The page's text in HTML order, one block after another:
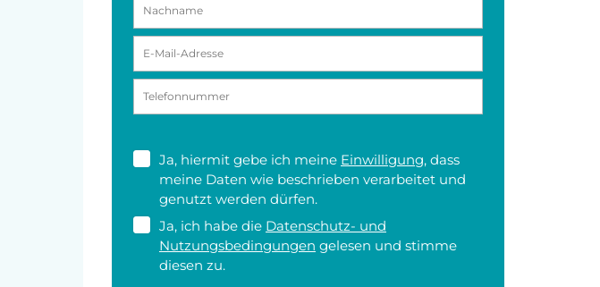
Ja, hiermit gebe ich meine Einwilligung, dass
meine Daten wie beschrieben verarbeitet und
genutzt werden dürfen.
Ja, ich habe die Datenschutz- und
Nutzungsbedingungen gelesen und stimme
diesen zu.